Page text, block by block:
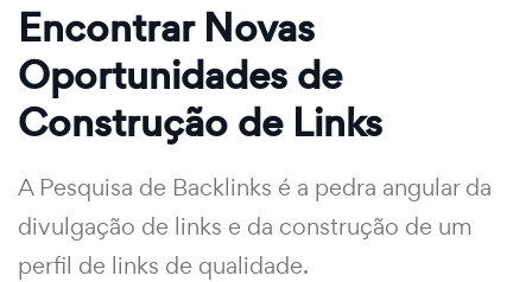
Encontrar Novas
Oportunidades de
Construção de Links
A Pesquisa de Backlinks é a pedra angular da
divulgação de links e da construção de um
perfil de links de qualidade.